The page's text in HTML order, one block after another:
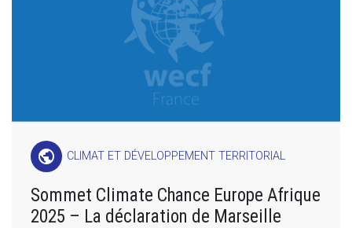
public CLIMAT ET DÉVELOPPEMENT TERRITORIAL
Sommet Climate Chance Europe Afrique
2025 – La déclaration de Marseille